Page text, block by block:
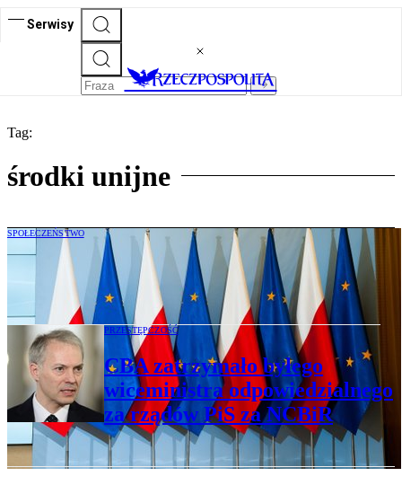
Serwisy
Tag:
środki unijne
SPOŁECZEŃSTWO
Fundusze „dla swoich”. Polacy sceptyczni
wobec sposobu pozdziału środków z UE
PRZESTĘPCZOŚĆ
CBA zatrzymało byłego
wiceministra odpowiedzialnego
za rządów PiS za NCBiR